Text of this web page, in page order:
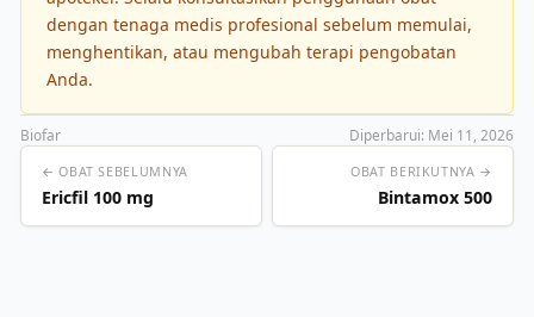
dengan tenaga medis profesional sebelum memulai,
menghentikan, atau mengubah terapi pengobatan
Anda.
Biofar Diperbarui: Mei 11, 2026
← OBAT SEBELUMNYA
Ericfil 100 mg
OBAT BERIKUTNYA →
Bintamox 500